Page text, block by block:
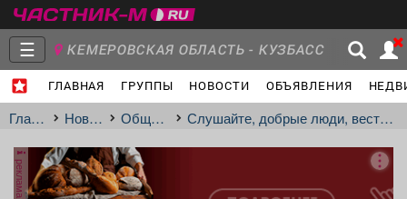
☰ КЕМЕРОВСКАЯ ОБЛАСТЬ - КУЗБАСС
ГЛАВНАЯ ГРУППЫ НОВОСТИ ОБЪЯВЛЕНИЯ
Главная
Группы
Главная Новости Общество Слушайте, добрые люди, весть радостную!
реклама